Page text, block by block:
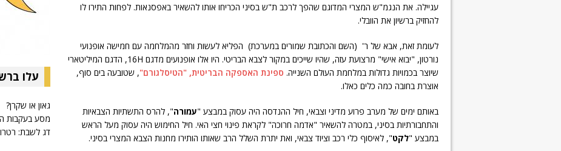
עגיילה. את הנגמ"ש המצרי המדוגם שהפך לרכב ת"ש בסיני הכריחו אותו להשאיר באפסנאות. לפחות התירו לו
להחזיק ברשיון את הוובלי.
לעומת זאת, אבא של ר' (השם והכתובת שמורים במערכת) הפליא לעשות וחזר מהמלחמה עם חמישה אופנועי
נורטון, "יבוא אישי" מרצועת עזה, שהיו שייכים במקור לצבא הבריטי. היו אלו אופנועים מדגם 16H, הדגם המיליטארי
שיוצר בכמויות גדולות במלחמת העולם השנייה. ספינת האספקה הבריטית, "הטיסלגורם", שטובעה בים סוף,
אוצרת בחובה כמה כלים כאלו.
באותם ימים של מערב פרוע מדיני וצבאי, חיל ההנדסה היה עסוק במבצע "עמורה", להרס התשתיות הצבאיות
והתחבורתיות בסיני, במטרה להשאיר "אדמה חרוכה" לקראת פינוי חצי האי. חיל החימוש היה עסוק מעל הראש
במבצע "לקט", לאיסוף כלי רכב וציוד צבאי, ואת יתרת השלל הרב שאותו הותירו מחנות הצבא המצרי בסיני.
עלו
גאון או שקרן?
מסע בעקבות
דג לשבת: